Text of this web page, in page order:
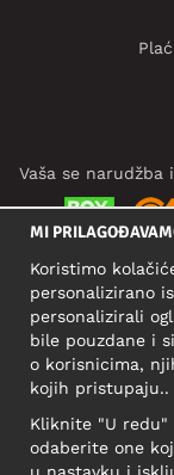
Vaša se
MI
Koristimo
personalizirano
personalizirali
bile pouzdane i
o korisnicima,
kojih pristupaju..
Kliknite "U redu"
odaberite one